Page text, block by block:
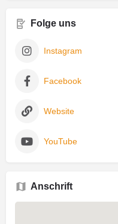
Folge uns
Instagram
Facebook
Website
YouTube
Anschrift